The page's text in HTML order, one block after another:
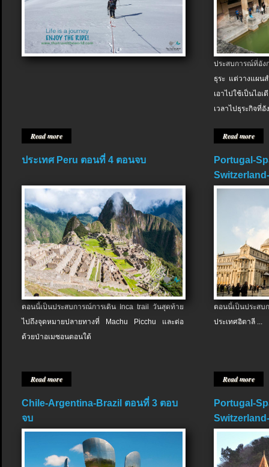
Read more
ประสบการณ์ที่อัง
ธุระ แต่วางแผน
เอาไปใช้เป็นไอ
เวลาไปธุระกิจที่อั
Read more
ประเทศ Peru ตอนที่ 4 ตอนจบ
ตอนนี้เป็นประสบการณ์การเดิน Inca trail วันสุดท้าย
ไปถึงจุดหมายปลายทางที่ Machu Picchu และต่อ
ด้วยป่าอเมซอนตอนใต้
Read more
Portugal-
ตอนนี้เป็นประส
ประเทศอิตาลี ...
Read more
Chile-Argentina-Brazil ตอนที่ 3 ตอบ
จบ
Portugal-